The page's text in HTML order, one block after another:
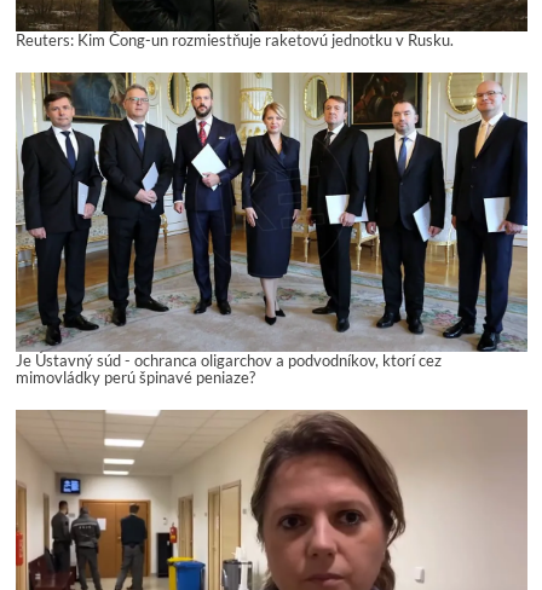
Reuters: Kim Čong-un rozmiestňuje raketovú jednotku v Rusku.
Je Ústavný súd - ochranca oligarchov a podvodníkov, ktorí cez
mimovládky perú špinavé peniaze?